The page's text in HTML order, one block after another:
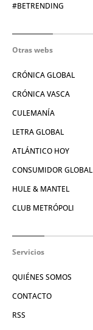
#BETRENDING
Otras webs
CRÓNICA GLOBAL
CRÓNICA VASCA
CULEMANÍA
LETRA GLOBAL
ATLÁNTICO HOY
CONSUMIDOR GLOBAL
HULE & MANTEL
CLUB METRÓPOLI
Servicios
QUIÉNES SOMOS
CONTACTO
RSS